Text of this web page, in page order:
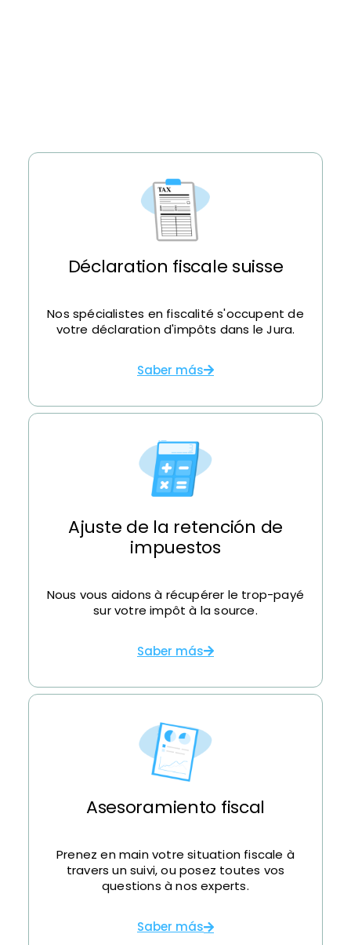
Déclaration fiscale suisse
Nos spécialistes en fiscalité s'occupent de
votre déclaration d'impôts dans le Jura.
Saber más
Ajuste de la retención de
impuestos
Nous vous aidons à récupérer le trop-payé
sur votre impôt à la source.
Saber más
Asesoramiento fiscal
Prenez en main votre situation fiscale à
travers un suivi, ou posez toutes vos
questions à nos experts.
Saber más